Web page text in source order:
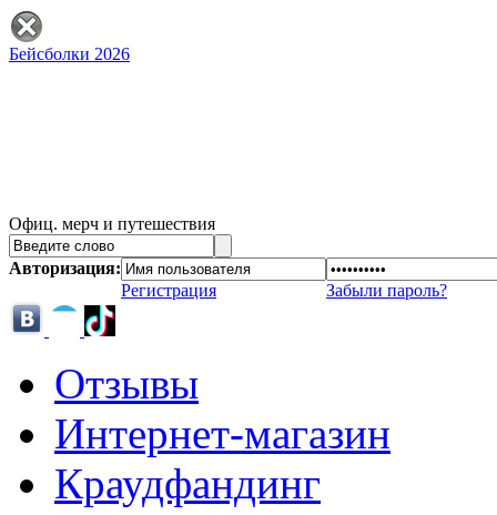
Бейсболки 2026
Офиц. мерч и путешествия
Авторизация:
Регистрация
Забыли пароль?
Отзывы
Интернет-магазин
Краудфандинг